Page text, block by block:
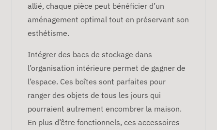
allié, chaque pièce peut bénéficier d’un
aménagement optimal tout en préservant son
esthétisme.
Intégrer des bacs de stockage dans
l’organisation intérieure permet de gagner de
l’espace. Ces boîtes sont parfaites pour
ranger des objets de tous les jours qui
pourraient autrement encombrer la maison.
En plus d’être fonctionnels, ces accessoires